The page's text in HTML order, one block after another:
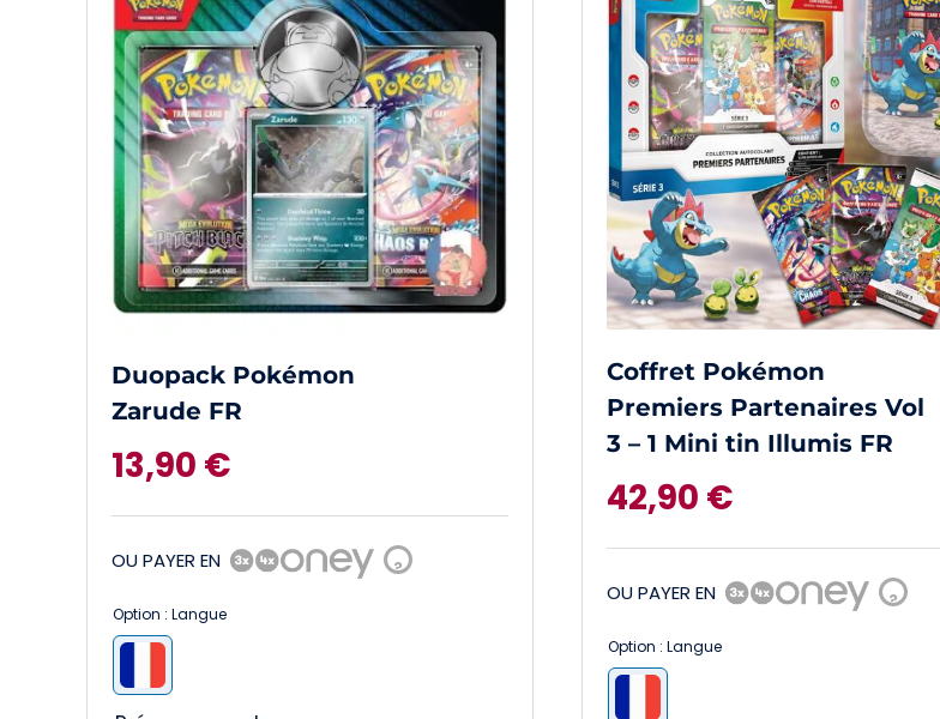
Duopack Pokémon
Zarude FR
13,90 €
OU PAYER EN ?
Option : Langue
Coffret Pokémon
Premiers Partenaires Vol
3 – 1 Mini tin Illumis FR
42,90 €
OU PAYER EN ?
Option : Langue